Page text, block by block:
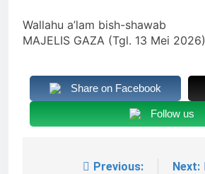
Wallahu a’lam bish-shawab
MAJELIS GAZA (Tgl. 13 Mei 2026)
Share on Facebook
Follow us
Previous:
Next: